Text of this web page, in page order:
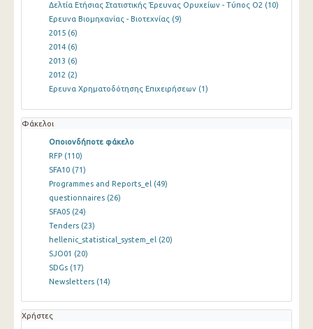
Δελτία Ετήσιας Στατιστικής Έρευνας Ορυχείων - Τύπος Ο2 (10)
Ερευνα Βιομηχανίας - Βιοτεχνίας (9)
2015 (6)
2014 (6)
2013 (6)
2012 (2)
Ερευνα Χρηματοδότησης Επιχειρήσεων (1)
Φάκελοι
Οποιονδήποτε φάκελο
RFP (110)
SFA10 (71)
Programmes and Reports_el (49)
questionnaires (26)
SFA05 (24)
Tenders (23)
hellenic_statistical_system_el (20)
SJO01 (20)
SDGs (17)
Newsletters (14)
Χρήστες